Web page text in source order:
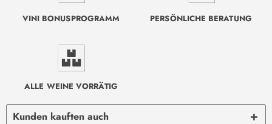
VINI BONUSPROGRAMM PERSÖNLICHE BERATUNG
ALLE WEINE VORRÄTIG
Kunden kauften auch